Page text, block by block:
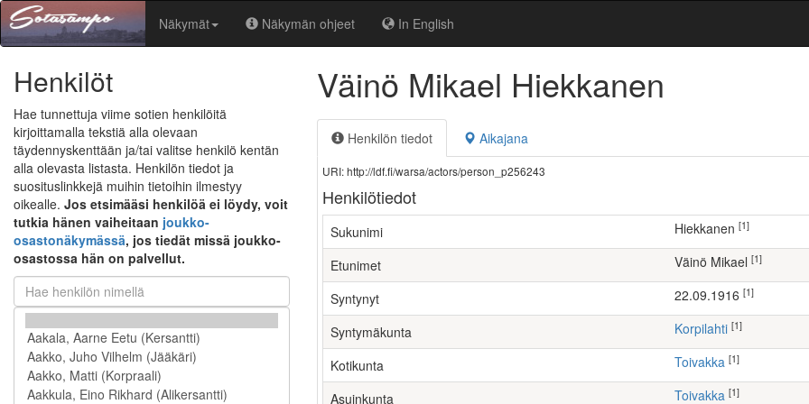
Näkymät Näkymän ohjeet In English
Henkilöt
Hae tunnettuja viime sotien henkilöitä
kirjoittamalla tekstiä alla olevaan
täydennyskenttään ja/tai valitse henkilö kentän
alla olevasta listasta. Henkilön tiedot ja
suosituslinkkejä muihin tietoihin ilmestyy
oikealle. Jos etsimääsi henkilöä ei löydy, voit
tutkia hänen vaiheitaan joukko-
osastonäkymässä, jos tiedät missä joukko-
osastossa hän on palvellut.
Väinö Mikael Hiekkanen
Henkilön tiedot Aikajana
URI: http://ldf.fi/warsa/actors/person_p256243
Henkilötiedot
Sukunimi Hiekkanen [1]
Etunimet Väinö Mikael [1]
Syntynyt 22.09.1916 [1]
Syntymäkunta Korpilahti [1]
Kotikunta Toivakka [1]
Asuinkunta Toivakka [1]